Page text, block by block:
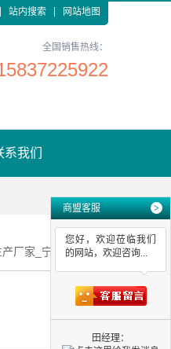
站内搜索 网站地图
全国销售热线：
系我们
矿窄轨道岔供应商
商盟客服 >
您好，欢迎莅临我们
的网站，欢迎咨询...
田经理：